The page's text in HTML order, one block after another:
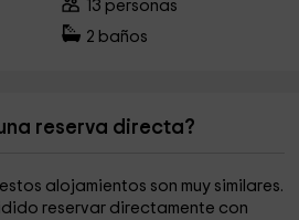
13 personas
2 baños
reserva directa?
alojamientos son muy similares.
reservar directamente con